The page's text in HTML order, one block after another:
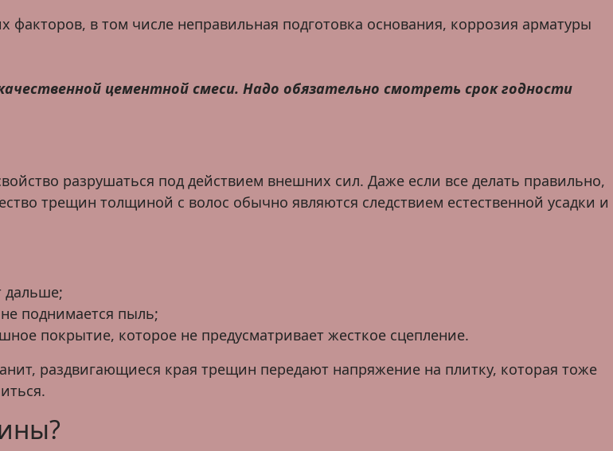
в том числе неправильная подготовка основания, коррозия арматуры
цементной смеси. Надо обязательно смотреть срок годности
разрушаться под действием внешних сил. Даже если все делать правильно,
трещин толщиной с волос обычно являются следствием естественной усадки и
дальше;
поднимается пыль;
покрытие, которое не предусматривает жесткое сцепление.
раздвигающиеся края трещин передают напряжение на плитку, которая тоже